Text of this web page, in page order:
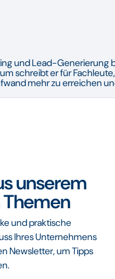
und Lead-Generierung
schreibt er für
mehr zu erreichen
unserem
Themen
und praktische
Ihres Unternehmens
Newsletter, um Tipps